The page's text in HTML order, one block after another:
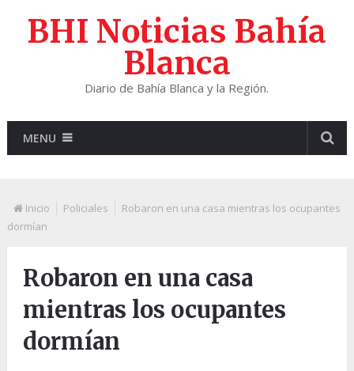
BHI Noticias Bahía
Blanca
Diario de Bahía Blanca y la Región.
MENU
Inicio Policiales
Robaron en una casa mientras los ocupantes
dormían
Robaron en una casa
mientras los ocupantes
dormían